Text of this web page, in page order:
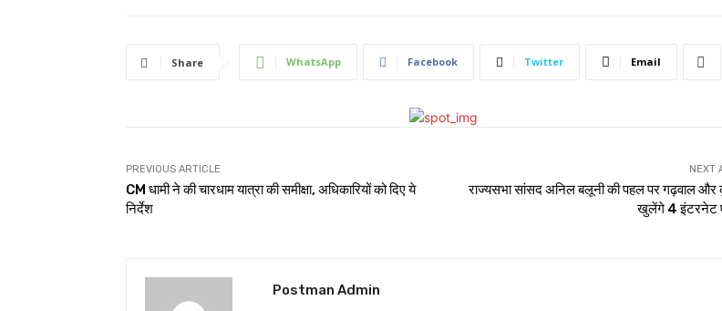
Share WhatsApp Facebook Twitter Email
PREVIOUS ARTICLE
CM धामी ने की चारधाम यात्रा की समीक्षा, अधिकारियों को दिए ये
निर्देश
NEXT
राज्यसभा सांसद अनिल बलूनी की पहल पर गढ़वाल
खुलेंगे 4 इंटरनेट
Postman Admin